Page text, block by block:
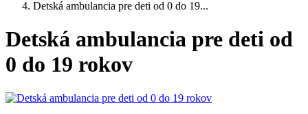
Detská ambulancia pre deti od 0 do 19...
Detská ambulancia pre deti od
0 do 19 rokov